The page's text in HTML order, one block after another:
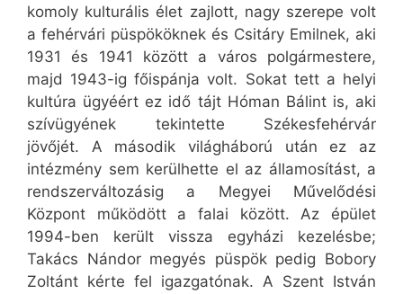
komoly kulturális élet zajlott, nagy szerepe volt
a fehérvári püspököknek és Csitáry Emilnek, aki
1931 és 1941 között a város polgármestere,
majd 1943-ig főispánja volt. Sokat tett a helyi
kultúra ügyéért ez idő tájt Hóman Bálint is, aki
szívügyének tekintette Székesfehérvár
jövőjét. A második világháború után ez az
intézmény sem kerülhette el az államosítást, a
rendszerváltozásig a Megyei Művelődési
Központ működött a falai között. Az épület
1994-ben került vissza egyházi kezelésbe;
Takács Nándor megyés püspök pedig Bobory
Zoltánt kérte fel igazgatónak. A Szent István